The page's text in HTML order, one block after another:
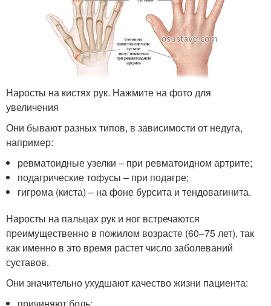
Наросты на кистях рук. Нажмите на фото для
увеличения
Они бывают разных типов, в зависимости от недуга,
например:
ревматоидные узелки – при ревматоидном артрите;
подагрические тофусы – при подагре;
гигрома (киста) – на фоне бурсита и тендовагинита.
Наросты на пальцах рук и ног встречаются
преимущественно в пожилом возрасте (60–75 лет), так
как именно в это время растет число заболеваний
суставов.
Они значительно ухудшают качество жизни пациента: